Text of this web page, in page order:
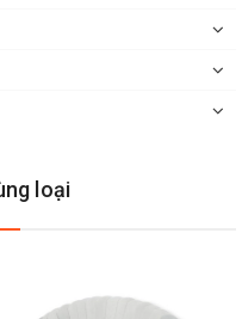
loại